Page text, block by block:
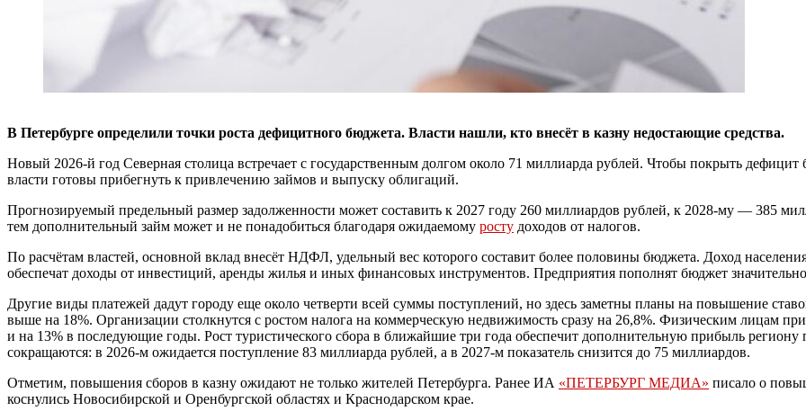
В Петербурге определили точки роста дефицитного бюджета. Власти нашли, кто внесёт в казну недостающие средства.
Новый 2026-й год Северная столица встречает с государственным долгом около 71 миллиарда рублей. Чтобы покрыть
власти готовы прибегнуть к привлечению займов и выпуску облигаций.
Прогнозируемый предельный размер задолженности может составить к 2027 году 260 миллиардов рублей, к 2028-му — 385
тем дополнительный займ может и не понадобиться благодаря ожидаемому росту доходов от налогов.
По расчётам властей, основной вклад внесёт НДФЛ, удельный вес которого составит более половины бюджета. Доход
обеспечат доходы от инвестиций, аренды жилья и иных финансовых инструментов. Предприятия пополнят бюджет
Другие виды платежей дадут городу еще около четверти всей суммы поступлений, но здесь заметны планы на повышение
выше на 18%. Организации столкнутся с ростом налога на коммерческую недвижимость сразу на 26,8%. Физическим лицам
и на 13% в последующие годы. Рост туристического сбора в ближайшие три года обеспечит дополнительную прибыль
сокращаются: в 2026-м ожидается поступление 83 миллиарда рублей, а в 2027-м показатель снизится до 75 миллиардов.
Отметим, повышения сборов в казну ожидают не только жителей Петербурга. Ранее ИА «ПЕТЕРБУРГ МЕДИА» писало о
коснулись Новосибирской и Оренбургской областях и Краснодарском крае.